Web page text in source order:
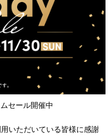
セール開催中
いただいている皆様に感謝